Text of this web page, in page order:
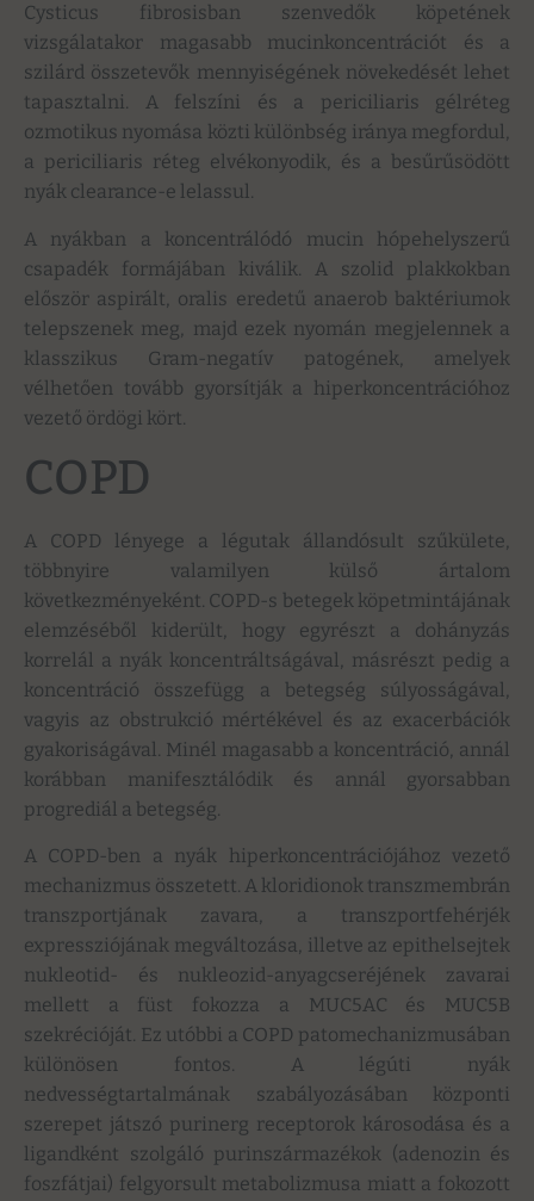
Cysticus fibrosisban szenvedők köpetének
vizsgálatakor magasabb mucinkoncentrációt és a
szilárd összetevők mennyiségének növekedését lehet
tapasztalni. A felszíni és a periciliaris gélréteg
ozmotikus nyomása közti különbség iránya megfordul,
a periciliaris réteg elvékonyodik, és a besűrűsödött
nyák clearance-e lelassul.
A nyákban a koncentrálódó mucin hópehelyszerű
csapadék formájában kiválik. A szolid plakkokban
először aspirált, oralis eredetű anaerob baktériumok
telepszenek meg, majd ezek nyomán megjelennek a
klasszikus Gram-negatív patogének, amelyek
vélhetően tovább gyorsítják a hiperkoncentrációhoz
vezető ördögi kört.
COPD
A COPD lényege a légutak állandósult szűkülete,
többnyire valamilyen külső ártalom
következményeként. COPD-s betegek köpetmintájának
elemzéséből kiderült, hogy egyrészt a dohányzás
korrelál a nyák koncentráltságával, másrészt pedig a
koncentráció összefügg a betegség súlyosságával,
vagyis az obstrukció mértékével és az exacerbációk
gyakoriságával. Minél magasabb a koncentráció, annál
korábban manifesztálódik és annál gyorsabban
progrediál a betegség.
A COPD-ben a nyák hiperkoncentrációjához vezető
mechanizmus összetett. A kloridionok transzmembrán
transzportjának zavara, a transzportfehérjék
expressziójának megváltozása, illetve az epithelsejtek
nukleotid- és nukleozid-anyagcseréjének zavarai
mellett a füst fokozza a MUC5AC és MUC5B
szekrécióját. Ez utóbbi a COPD patomechanizmusában
különösen fontos. A légúti nyák
nedvességtartalmának szabályozásában központi
szerepet játszó purinerg receptorok károsodása és a
ligandként szolgáló purinszármazékok (adenozin és
foszfátjai) felgyorsult metabolizmusa miatt a fokozott